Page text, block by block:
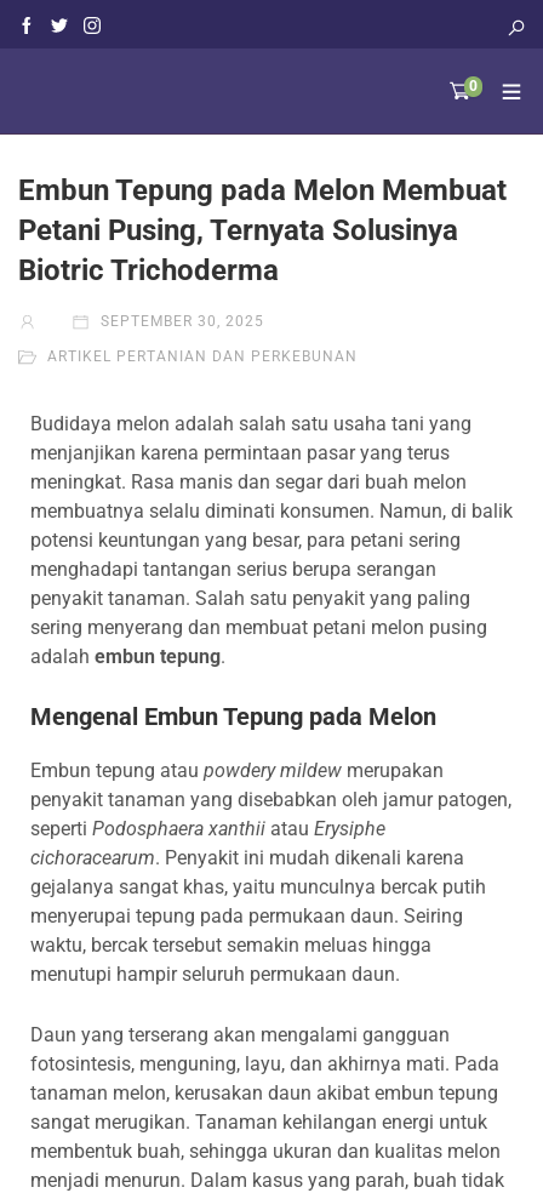
0
Embun Tepung pada Melon Membuat
Petani Pusing, Ternyata Solusinya
Biotric Trichoderma
SEPTEMBER 30, 2025
ARTIKEL PERTANIAN DAN PERKEBUNAN
Budidaya melon adalah salah satu usaha tani yang
menjanjikan karena permintaan pasar yang terus
meningkat. Rasa manis dan segar dari buah melon
membuatnya selalu diminati konsumen. Namun, di balik
potensi keuntungan yang besar, para petani sering
menghadapi tantangan serius berupa serangan
penyakit tanaman. Salah satu penyakit yang paling
sering menyerang dan membuat petani melon pusing
adalah embun tepung.
Mengenal Embun Tepung pada Melon
Embun tepung atau powdery mildew merupakan
penyakit tanaman yang disebabkan oleh jamur patogen,
seperti Podosphaera xanthii atau Erysiphe
cichoracearum. Penyakit ini mudah dikenali karena
gejalanya sangat khas, yaitu munculnya bercak putih
menyerupai tepung pada permukaan daun. Seiring
waktu, bercak tersebut semakin meluas hingga
menutupi hampir seluruh permukaan daun.
Daun yang terserang akan mengalami gangguan
fotosintesis, menguning, layu, dan akhirnya mati. Pada
tanaman melon, kerusakan daun akibat embun tepung
sangat merugikan. Tanaman kehilangan energi untuk
membentuk buah, sehingga ukuran dan kualitas melon
menjadi menurun. Dalam kasus yang parah, buah tidak